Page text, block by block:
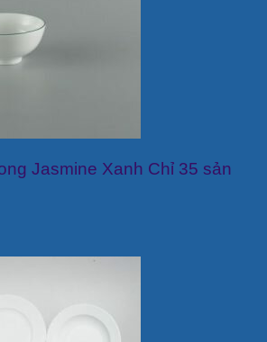
Jasmine Xanh Chỉ 35 sản